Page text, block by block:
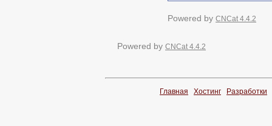
Powered by CNCat 4.4.2
Powered by CNCat 4.4.2
Главная Хостинг Разработки